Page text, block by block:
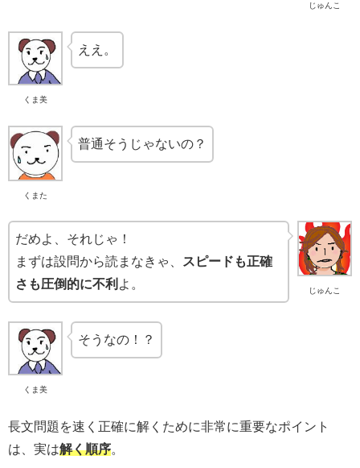
じゅんこ
くま美
ええ。
くまた
普通そうじゃないの？
じゅんこ
だめよ、それじゃ！
まずは設問から読まなきゃ、
スピードも正確
さも圧倒的に不利 よ。
くま美
そうなの！？
長文問題を速く正確に解くために非常に重要なポイント
は、実は解く順序。